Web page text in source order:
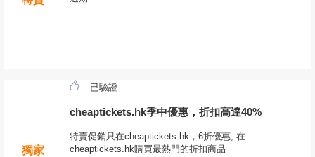
獨家
已驗證
cheaptickets.hk季中優惠，折扣高達40%
特賣促銷只在cheaptickets.hk，6折優惠, 在
cheaptickets.hk購買最熱門的折扣商品